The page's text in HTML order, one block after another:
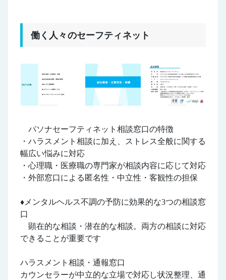
働く人々のセーフティネット
パソナセーフティネット相談窓口の特徴
・ハラスメント相談に加え、ストレス全般に関する
幅広い悩みに対応
・心理職・医療職の専門家が相談内容に応じて対応
・外部窓口による匿名性・中立性・客観性の担保
♦メンタルヘルス不調の予防に効果的な3つの相談窓
口
顕在的な相談・潜在的な相談。両方の相談に対応
できることが重要です
ハラスメント相談・通報窓口
カウンセラーが中立的な立場で対応し状況整理、通